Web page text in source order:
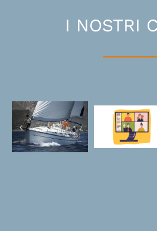
I NOSTRI
In barca a
vela, a
scuola di
in remoto:
strumenti,